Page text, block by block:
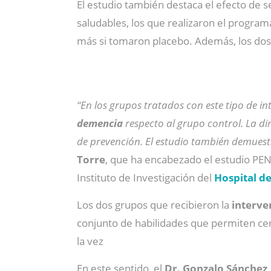
El estudio también destaca el efecto de
saludables, los que realizaron el
más si tomaron placebo. Además, los
“En los grupos tratados con este tipo de
demenciarespecto al grupo control. La
de prevención. El estudio también
Torre, que ha encabezado el estudio
Instituto de Investigación del Hospital
Los dos grupos que recibieron la
conjunto de habilidades que permiten
la vez